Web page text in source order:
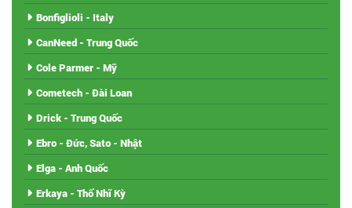
Bonfiglioli - Italy
CanNeed - Trung Quốc
Cole Parmer - Mỹ
Cometech - Đài Loan
Drick - Trung Quốc
Ebro - Đức, Sato - Nhật
Elga - Anh Quốc
Erkaya - Thổ Nhĩ Kỳ